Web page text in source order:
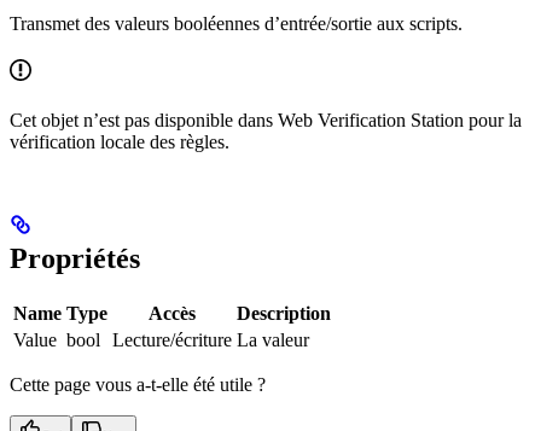
Transmet des valeurs booléennes d’entrée/sortie aux scripts.
Cet objet n’est pas disponible dans Web Verification Station pour la
vérification locale des règles.
Propriétés
Name Type Accès
Description
Value bool Lecture/écriture La valeur
Cette page vous a-t-elle été utile ?